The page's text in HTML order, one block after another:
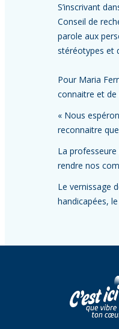
S’inscrivant
Conseil de
parole aux
stéréotypes et
Pour Maria
connaitre et de
« Nous
reconnaitre
La
rendre nos
Le vernissage
handicapées, le